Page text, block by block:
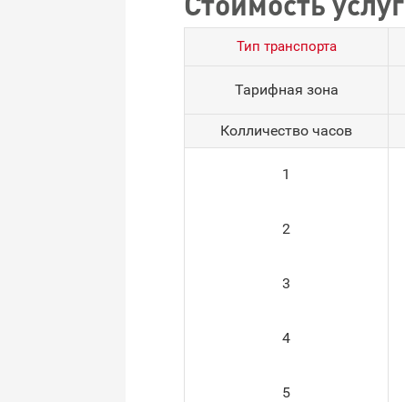
Тип транспорта
Тарифная зона
Колличество часов
1
2
3
4
5